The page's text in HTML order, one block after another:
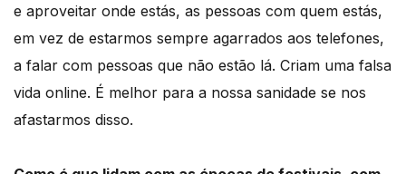
e aproveitar onde estás, as pessoas com quem estás,
em vez de estarmos sempre agarrados aos telefones,
a falar com pessoas que não estão lá. Criam uma falsa
vida online. É melhor para a nossa sanidade se nos
afastarmos disso.